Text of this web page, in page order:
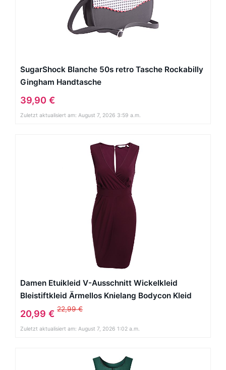
SugarShock Blanche 50s retro Tasche Rockabilly
Gingham Handtasche
39,90 €
Zuletzt aktualisiert am: August 7, 2026 3:59 a.m.
Damen Etuikleid V-Ausschnitt Wickelkleid
Bleistiftkleid Ärmellos Knielang Bodycon Kleid
Business Kleid mit Rüschen Weinrot
20,99 € 22,99 €
Zuletzt aktualisiert am: August 7, 2026 1:02 a.m.